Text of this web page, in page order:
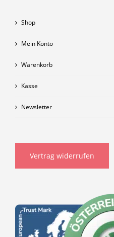
Shop
Mein Konto
Warenkorb
Kasse
Newsletter
Vertrag widerrufen